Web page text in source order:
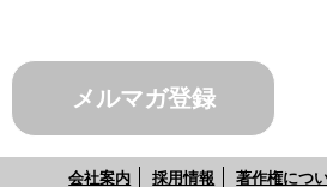
メルマガ登録
会社案内 採用情報 著作権につ